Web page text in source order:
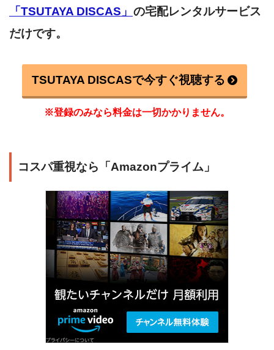
「TSUTAYA DISCAS」 の宅配レンタルサービス
だけです。
TSUTAYA DISCASで今すぐ視聴する
※登録のみなら料金は一切かかりません。
コスパ重視なら「Amazonプライム」